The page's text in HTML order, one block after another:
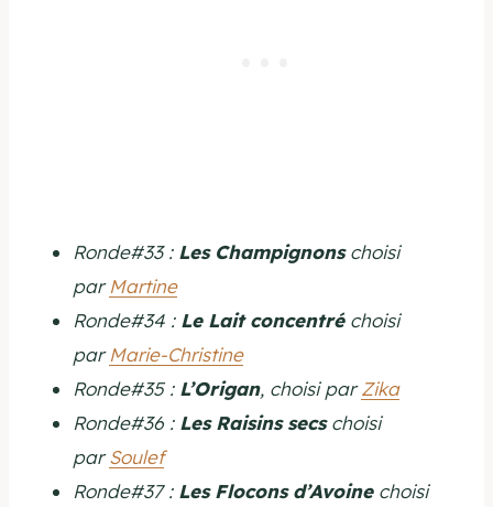
Ronde#33 :Les Champignonschoisi
parMartine
Ronde#34 : Le Lait concentréchoisi
parMarie-Christine
Ronde#35 : L’Origan, choisi parZika
Ronde#36 : Les Raisins secschoisi
parSoulef
Ronde#37 : Les Flocons d’Avoinechoisi